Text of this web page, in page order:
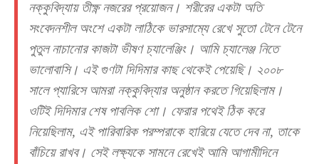
নক্কুবিদ্যায় তীক্ষ্ণ নজরের প্রয়োজন। শরীরের একটা অতি
সংবেদনশীল অংশে একটা লাঠিকে ভারসাম্যে রেখে সুতো টেনে টেনে
পুতুল নাচানোর কাজটা ভীষণ চ্যালেঞ্জিং। আমি চ্যালেঞ্জ নিতে
ভালোবাসি। এই গুণটা দিদিমার কাছ থেকেই পেয়েছি। ২০০৮
সালে প্যারিসে আমরা নক্কুবিদ্যার অনুষ্ঠান করতে গিয়েছিলাম।
ওটিই দিদিমার শেষ পাবলিক শো। ফেরার পথেই ঠিক করে
নিয়েছিলাম, এই পারিবারিক পরম্পরাকে হারিয়ে যেতে দেব না, তাকে
বাঁচিয়ে রাখব। সেই লক্ষ্যকে সামনে রেখেই আমি আগামীদিনে